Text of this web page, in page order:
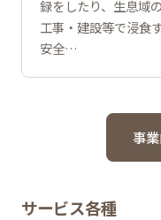
録をしたり、生息域
工事・建設等で浸食
安全…
事
サービス各種